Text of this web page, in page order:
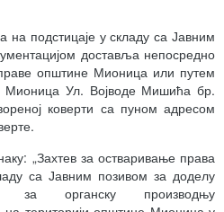
на подстицаје у складу са Јавним
доставља непосредно
општине Мионица или путем
Мионица Ул. Војводе Мишића бр.
коверти са пуном адресом
„Захтев за остваривање права
са Јавним позивом за доделу
за органску производњу